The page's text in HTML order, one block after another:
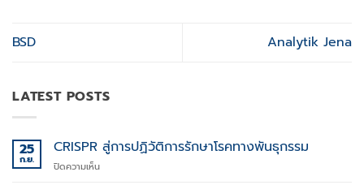
BSD Analytik Jena
LATEST POSTS
25
ก.ย.
CRISPR สู่การปฏิวัติการรักษาโรคทางพันธุกรรม
ปิดความเห็นบน